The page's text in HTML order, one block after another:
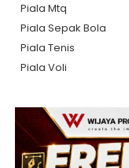
Piala Mtq
Piala Sepak Bola
Piala Tenis
Piala Voli